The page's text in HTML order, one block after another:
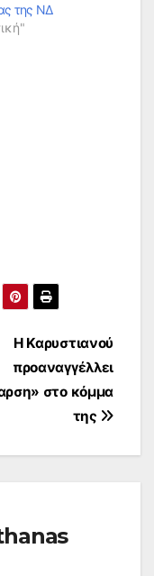
της ΝΔ
Η Καρυστιανού
προαναγγέλλει
στο κόμμα
της